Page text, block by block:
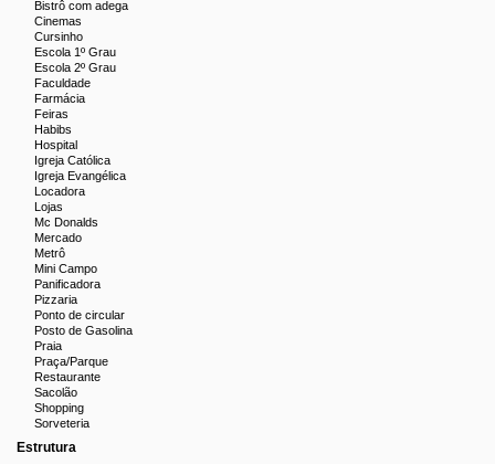
Bistrô com adega
Cinemas
Cursinho
Escola 1º Grau
Escola 2º Grau
Faculdade
Farmácia
Feiras
Habibs
Hospital
Igreja Católica
Igreja Evangélica
Locadora
Lojas
Mc Donalds
Mercado
Metrô
Mini Campo
Panificadora
Pizzaria
Ponto de circular
Posto de Gasolina
Praia
Praça/Parque
Restaurante
Sacolão
Shopping
Sorveteria
Estrutura